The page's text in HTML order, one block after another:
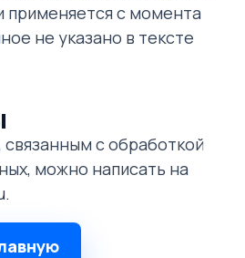
применяется с момента
не указано в тексте
с обработкой
можно написать на